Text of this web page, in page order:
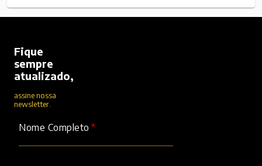
Fique
sempre
atualizado,
assine nossa
newsletter.
Nome Completo